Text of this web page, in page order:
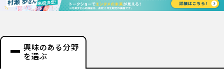
興味のある分野
を選ぶ